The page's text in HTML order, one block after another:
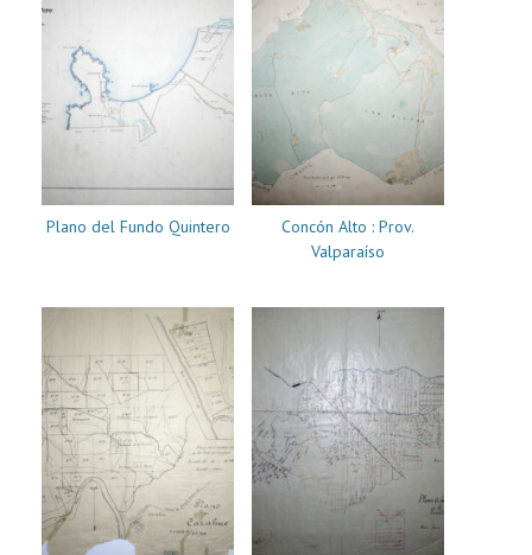
Plano del Fundo Quintero
Concón Alto : Prov.
Valparaíso